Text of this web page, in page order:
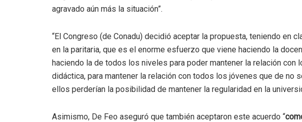
agravado aún más la situación”.
“El Congreso (de Conadu) decidió aceptar la propuesta, teniendo en
en la paritaria, que es el enorme esfuerzo que viene haciendo la
haciendo la de todos los niveles para poder mantener la relación con
didáctica, para mantener la relación con todos los jóvenes que de no
ellos perderían la posibilidad de mantener la regularidad en la
Asimismo, De Feo aseguró que también aceptaron este acuerdo “